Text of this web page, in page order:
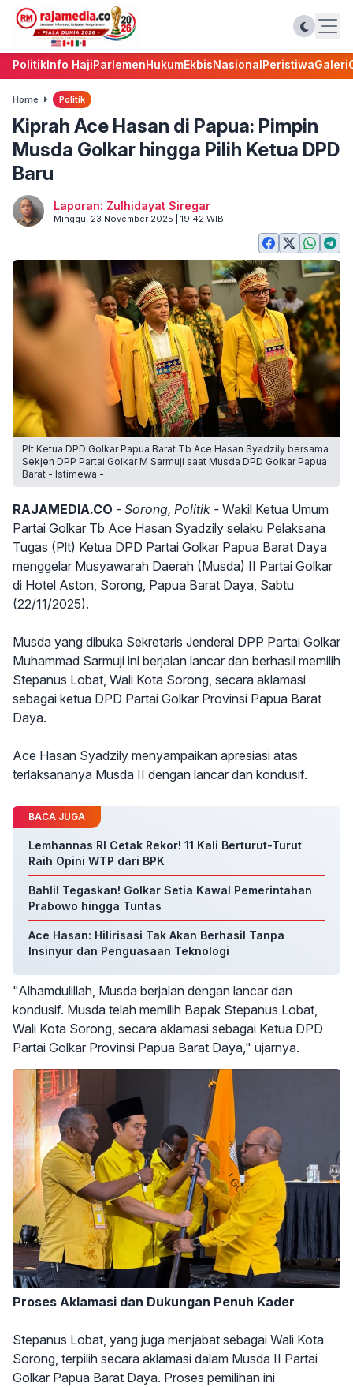
PolitikInfo HajiParlemenHukumEkbisNasionalPeristiwaGaleri
Home Politik
Kiprah Ace Hasan di Papua: Pimpin
Musda Golkar hingga Pilih Ketua DPD
Baru
Laporan: Zulhidayat Siregar
Minggu, 23 November 2025 | 19:42 WIB
Plt Ketua DPD Golkar Papua Barat Tb Ace Hasan Syadzily bersama
Sekjen DPP Partai Golkar M Sarmuji saat Musda DPD Golkar Papua
Barat - Istimewa -
RAJAMEDIA.CO - Sorong, Politik - Wakil Ketua Umum
Partai Golkar Tb Ace Hasan Syadzily selaku Pelaksana
Tugas (Plt) Ketua DPD Partai Golkar Papua Barat Daya
menggelar Musyawarah Daerah (Musda) II Partai Golkar
di Hotel Aston, Sorong, Papua Barat Daya, Sabtu
(22/11/2025).
Musda yang dibuka Sekretaris Jenderal DPP Partai Golkar
Muhammad Sarmuji ini berjalan lancar dan berhasil memilih
Stepanus Lobat, Wali Kota Sorong, secara aklamasi
sebagai ketua DPD Partai Golkar Provinsi Papua Barat
Daya.
Ace Hasan Syadzily menyampaikan apresiasi atas
terlaksananya Musda II dengan lancar dan kondusif.
BACA JUGA
Lemhannas RI Cetak Rekor! 11 Kali Berturut-Turut
Raih Opini WTP dari BPK
Bahlil Tegaskan! Golkar Setia Kawal Pemerintahan
Prabowo hingga Tuntas
Ace Hasan: Hilirisasi Tak Akan Berhasil Tanpa
Insinyur dan Penguasaan Teknologi
"Alhamdulillah, Musda berjalan dengan lancar dan
kondusif. Musda telah memilih Bapak Stepanus Lobat,
Wali Kota Sorong, secara aklamasi sebagai Ketua DPD
Partai Golkar Provinsi Papua Barat Daya," ujarnya.
Proses Aklamasi dan Dukungan Penuh Kader
Stepanus Lobat, yang juga menjabat sebagai Wali Kota
Sorong, terpilih secara aklamasi dalam Musda II Partai
Golkar Papua Barat Daya. Proses pemilihan ini